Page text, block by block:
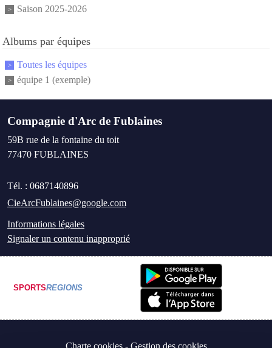
Saison 2025-2026
Albums par équipes
Toutes les équipes
équipe 1 (exemple)
Compagnie d'Arc de Fublaines
59B rue de la fontaine du toit
77470 FUBLAINES
Tél. : 0687140896
CieArcFublaines@google.com
Informations légales
Signaler un contenu inapproprié
SPORTSREGIONS